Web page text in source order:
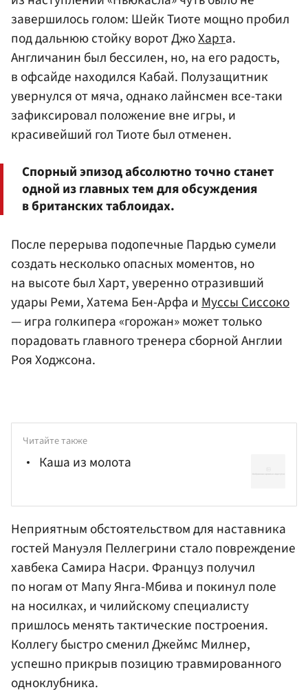
завершилось голом: Шейк Тиоте мощно пробил
под дальнюю стойку ворот ДжоХарта.
Англичанин был бессилен, но, на его радость,
в офсайде находился Кабай. Полузащитник
увернулся от мяча, однако лайнсмен все-таки
зафиксировал положение вне игры, и
красивейший гол Тиоте был отменен.
Спорный эпизод абсолютно точно станет
одной из главных тем для обсуждения
в британских таблоидах.
После перерыва подопечные Пардью сумели
создать несколько опасных моментов, но
на высоте был Харт, уверенно отразивший
удары Реми, Хатема Бен-Арфа иМуссы Сиссоко
— игра голкипера «горожан» может только
порадовать главного тренера сборной Англии
Роя Ходжсона.
Читайте также
Каша из молота
Неприятным обстоятельством для наставника
гостей Мануэля Пеллегрини стало повреждение
хавбека Самира Насри. Француз получил
по ногам от Мапу Янга-Мбива и покинул поле
на носилках, и чилийскому специалисту
пришлось менять тактические построения.
Коллегу быстро сменилДжеймс Милнер,
успешно прикрыв позицию травмированного
одноклубника.